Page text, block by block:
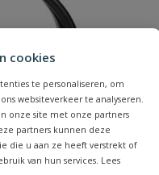
cookies
te personaliseren, om
websiteverkeer te analyseren.
onze site met onze partners
partners kunnen deze
die u aan ze heeft verstrekt of
van hun services. Lees